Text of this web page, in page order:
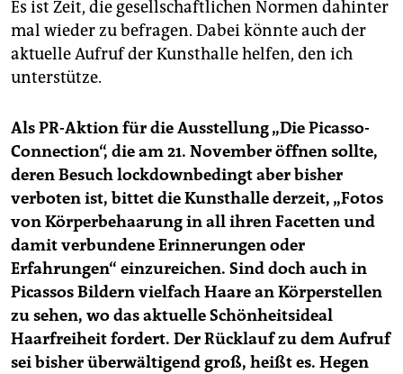
Es ist Zeit, die gesellschaftlichen Normen dahinter
mal wieder zu befragen. Dabei könnte auch der
aktuelle Aufruf der Kunsthalle helfen, den ich
unterstütze.
Als PR-Aktion für die Ausstellung „Die Picasso-
Connection“, die am 21. November öffnen sollte,
deren Besuch lockdownbedingt aber bisher
verboten ist, bittet die Kunsthalle derzeit, „Fotos
von Körperbehaarung in all ihren Facetten und
damit verbundene Erinnerungen oder
Erfahrungen“ einzureichen. Sind doch auch in
Picassos Bildern vielfach Haare an Körperstellen
zu sehen, wo das aktuelle Schönheitsideal
Haarfreiheit fordert. Der Rücklauf zu dem Aufruf
sei bisher überwältigend groß, heißt es. Hegen